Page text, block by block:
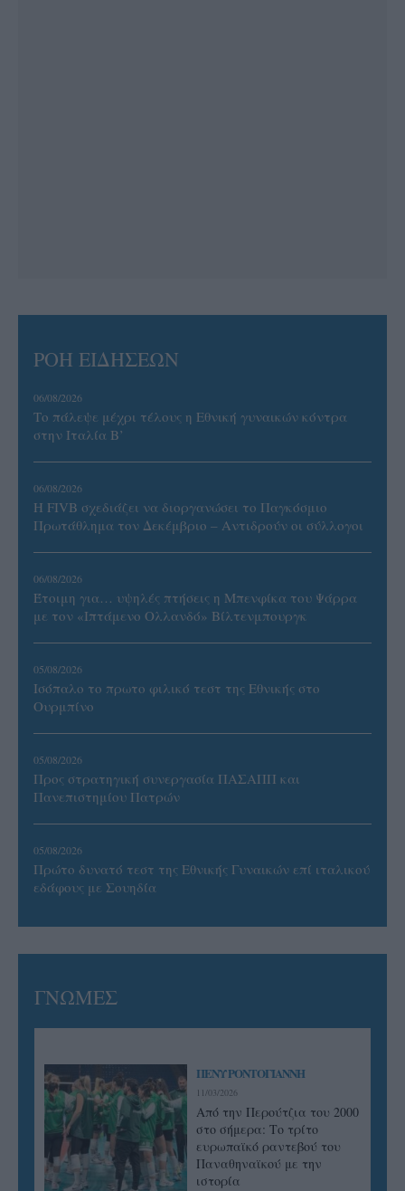
ΡΟΗ ΕΙΔΗΣΕΩΝ
06/08/2026
Το πάλεψε μέχρι τέλους η Εθνική γυναικών κόντρα
στην Ιταλία Β’
06/08/2026
Η FIVB σχεδιάζει να διοργανώσει το Παγκόσμιο
Πρωτάθλημα τον Δεκέμβριο – Αντιδρούν οι σύλλογοι
06/08/2026
Έτοιμη για… υψηλές πτήσεις η Μπενφίκα του Ψάρρα
με τον «Ιπτάμενο Ολλανδό» Βίλτενμπουργκ
05/08/2026
Ισόπαλο το πρωτο φιλικό τεστ της Εθνικής στο
Ουρμπίνο
05/08/2026
Προς στρατηγική συνεργασία ΠΑΣΑΠΠ και
Πανεπιστημίου Πατρών
05/08/2026
Πρώτο δυνατό τεστ της Εθνικής Γυναικών επί ιταλικού
εδάφους με Σουηδία
ΓΝΩΜΕΣ
ΠΕΝΥ ΡΟΝΤΟΓΙΑΝΝΗ
11/03/2026
Από την Περούτζια του 2000
στο σήμερα: Tο τρίτο
ευρωπαϊκό ραντεβού του
Παναθηναϊκού με την
ιστορία